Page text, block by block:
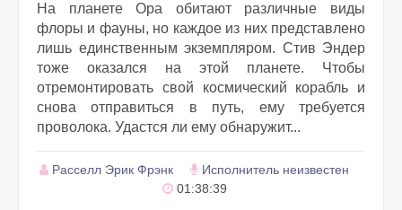
На планете Ора обитают различные виды
флоры и фауны, но каждое из них представлено
лишь единственным экземпляром. Стив Эндер
тоже оказался на этой планете. Чтобы
отремонтировать свой космический корабль и
снова отправиться в путь, ему требуется
проволока. Удастся ли ему обнаружит...
Расселл Эрик Фрэнк
Исполнитель неизвестен
01:38:39